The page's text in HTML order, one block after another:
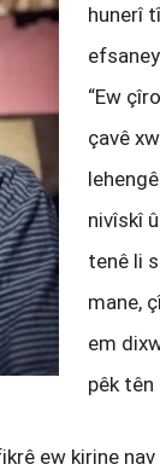
hunerî
“Ew
çavê
nivîskî
tenê li
mane,
em
pêk tên
ew kirine